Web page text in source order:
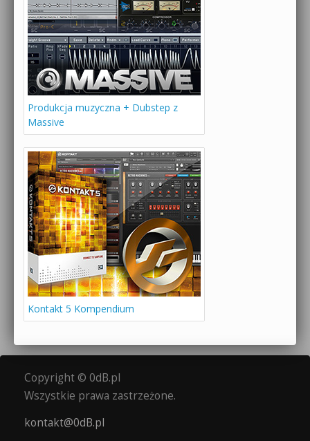
Produkcja muzyczna + Dubstep z
Massive
Kontakt 5 Kompendium
Copyright © 0dB.pl
Wszystkie prawa zastrzeżone.
kontakt@0dB.pl